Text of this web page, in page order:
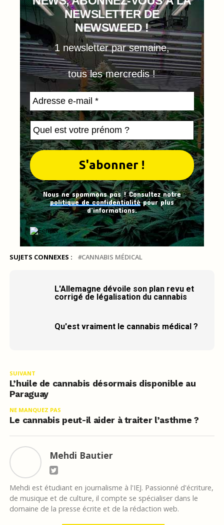
NEWSLETTER DE
NEWSWEED !
1 newsletter par semaine,
tous les mercredis !
Nous ne spammons pas ! Consultez notre
politique de confidentialitépour plus
d’informations.
SUJETS CONNEXES : CANNABIS MÉDICAL
L'Allemagne dévoile son plan revu et
corrigé de légalisation du cannabis
Qu'est vraiment le cannabis médical ?
SUIVANT
L’huile de cannabis désormais disponible au
Paraguay
NE MANQUEZ PAS
Le cannabis peut-il aider à traiter l’asthme ?
Mehdi Bautier
Mehdi est étudiant en journalisme à l'IEJ. Passionné d'écriture,
de musique et de culture, il compte se spécialiser dans le
domaine de la presse écrite et de la rédaction web.